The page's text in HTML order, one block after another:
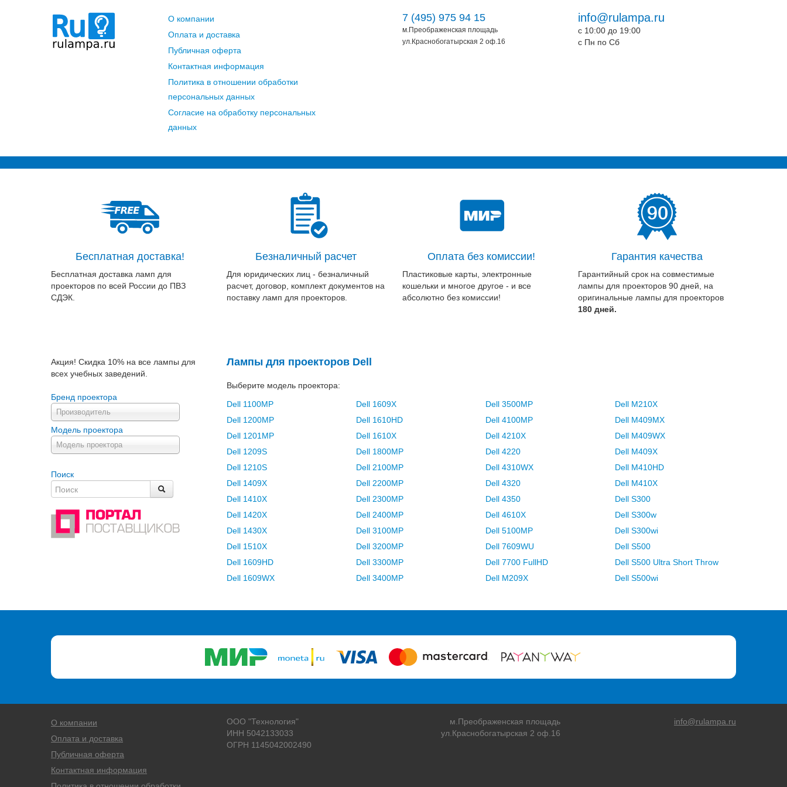
О компании
Оплата и доставка
Публичная оферта
Контактная информация
Политика в отношении обработки
персональных данных
Согласие на обработку персональных
данных
7 (495) 975 94 15
м.Преображенская площадь
ул.Краснобогатырская 2 оф.16
info@rulampa.ru
c 10:00 до 19:00
c Пн по Сб
Бесплатная доставка!
Бесплатная доставка ламп для
проекторов по всей России до ПВЗ
СДЭК.
Безналичный расчет
Для юридических лиц - безналичный
расчет, договор, комплект документов на
поставку ламп для проекторов.
Оплата без комиссии!
Пластиковые карты, электронные
кошельки и многое другое - и все
абсолютно без комиссии!
Гарантия качества
Гарантийный срок на совместимые
лампы для проекторов 90 дней, на
оригинальные лампы для проекторов
180 дней.
Акция! Скидка 10% на все лампы для
всех учебных заведений.
Бренд проектора
Производитель
Модель проектора
Модель проектора
Поиск
Лампы для проекторов Dell
Выберите модель проектора:
Dell 1100MP
Dell 1200MP
Dell 1201MP
Dell 1209S
Dell 1210S
Dell 1409X
Dell 1410X
Dell 1420X
Dell 1430X
Dell 1510X
Dell 1609HD
Dell 1609WX
Dell 1609X
Dell 1610HD
Dell 1610X
Dell 1800MP
Dell 2100MP
Dell 2200MP
Dell 2300MP
Dell 2400MP
Dell 3100MP
Dell 3200MP
Dell 3300MP
Dell 3400MP
Dell 3500MP
Dell 4100MP
Dell 4210X
Dell 4220
Dell 4310WX
Dell 4320
Dell 4350
Dell 4610X
Dell 5100MP
Dell 7609WU
Dell 7700 FullHD
Dell M209X
Dell M210X
Dell M409MX
Dell M409WX
Dell M409X
Dell M410HD
Dell M410X
Dell S300
Dell S300w
Dell S300wi
Dell S500
Dell S500 Ultra Short Throw
Dell S500wi
О компании
Оплата и доставка
Публичная оферта
Контактная информация
ООО "Технология"
ИНН 5042133033
ОГРН 1145042002490
м.Преображенская площадь
ул.Краснобогатырская 2 оф.16
info@rulampa.ru